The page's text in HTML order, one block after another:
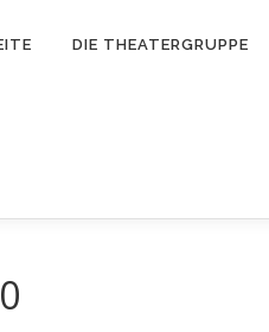
DIE THEATERGRUPPE